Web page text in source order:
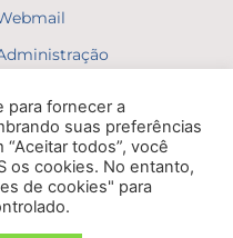
para fornecer a
suas preferências
todos”, você
os cookies. No entanto,
de cookies" para